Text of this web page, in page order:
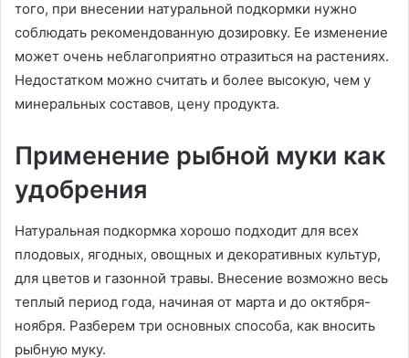
того, при внесении натуральной подкормки нужно
соблюдать рекомендованную дозировку. Ее изменение
может очень неблагоприятно отразиться на растениях.
Недостатком можно считать и более высокую, чем у
минеральных составов, цену продукта.
Применение рыбной муки как
удобрения
Натуральная подкормка хорошо подходит для всех
плодовых, ягодных, овощных и декоративных культур,
для цветов и газонной травы. Внесение возможно весь
теплый период года, начиная от марта и до октября-
ноября. Разберем три основных способа, как вносить
рыбную муку.